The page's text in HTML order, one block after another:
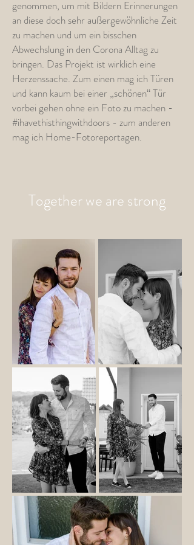
genommen, um mit Bildern Erinnerungen
an diese doch sehr außergewöhnliche Zeit
zu machen und um ein bisschen
Abwechslung in den Corona Alltag zu
bringen. Das Projekt ist wirklich eine
Herzenssache. Zum einen mag ich Türen
und kann kaum bei einer „schönen“ Tür
vorbei gehen ohne ein Foto zu machen -
#ihavethisthingwithdoors - zum anderen
mag ich Home-Fotoreportagen.
Together we are strong